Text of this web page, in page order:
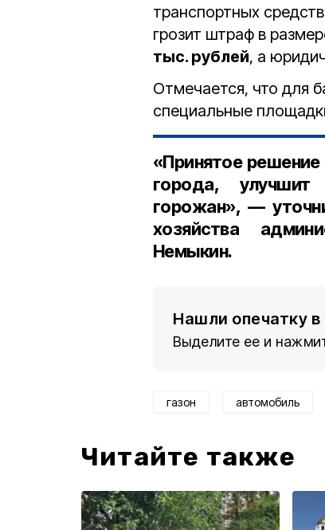
транспортных
грозит штраф в
тыс. рублей, а
Отмечается, что для
специальные
«Принятое
города,
горожан», —
хозяйства
Немыкин.
Нашли опечатку в
Выделите ее и
газон автомобиль
Читайте также